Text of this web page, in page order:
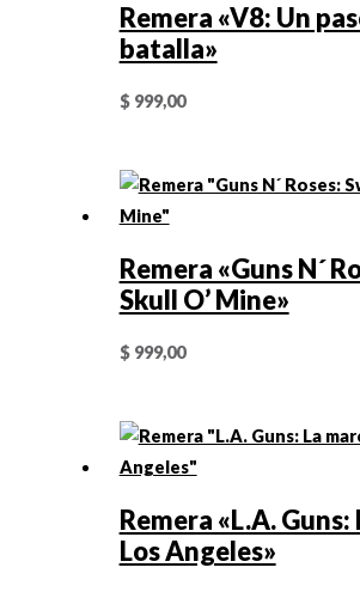
Remera «V8: Un
batalla»
$999,00
Remera «Guns N´
Skull O’ Mine»
$999,00
Remera «L.A. Guns:
Los Angeles»